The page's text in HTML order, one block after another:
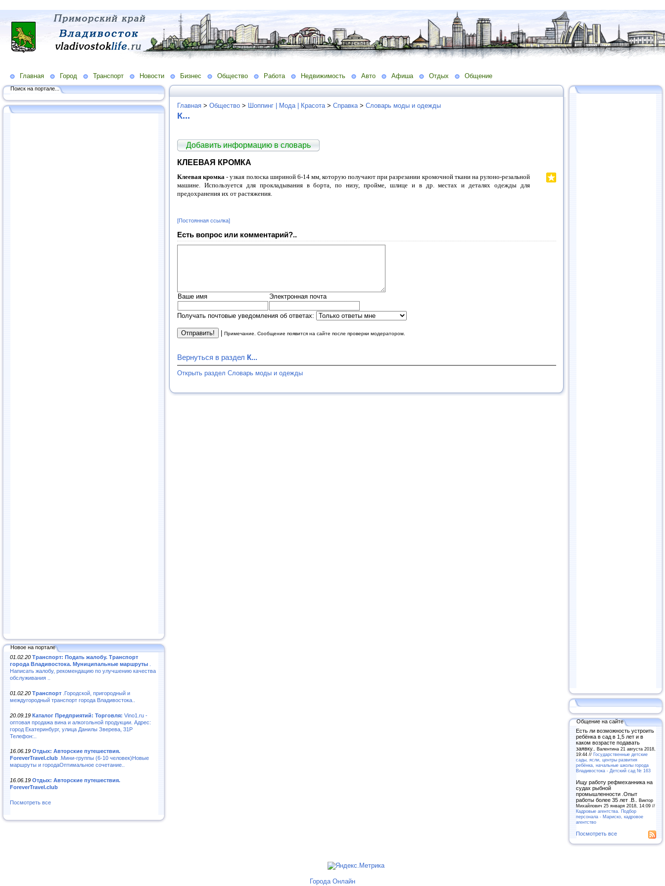
Главная Город Транспорт Новости Бизнес Общество Работа Недвижимость Авто Афиша Отдых Общение
Поиск на портале...
Новое на портале
01.02.20 Транспорт: Подать жалобу. Транспорт
города Владивостока. Муниципальные маршруты
Написать жалобу, рекомендацию по улучшению качества
обслуживания ..
01.02.20 Транспорт .Городской, пригородный и
междугородный транспорт города Владивостока..
20.09.19 Каталог Предприятий: Торговля: Vino1.ru -
оптовая продажа вина и алкогольной продукции. Адрес:
город Екатеринбург, улица Данилы Зверева, 31Р
Телефон:..
16.06.19 Отдых: Авторские путешествия.
ForeverTravel.club .Мини-группы (6-10 человек)Новые
маршруты и городаОптимальное сочетание..
16.06.19 Отдых: Авторские путешествия.
ForeverTravel.club
Посмотреть все
Главная > Общество > Шоппинг | Мода | Красота > Справка > Словарь моды и одежды
К...
Добавить информацию в словарь
КЛЕЕВАЯ КРОМКА
Клеевая кромка - узкая полоска шириной 6-14 мм, которую получают при разрезании кромочной ткани на рулоно-резальной
машине. Используется для прокладывания в борта, по низу, пройме, шлице и в др. местах и деталях одежды для
предохранения их от растяжения.
[Постоянная ссылка]
Есть вопрос или комментарий?..
Ваше имя Электронная почта
Получать почтовые уведомления об ответах:
Примечание. Сообщение появится на сайте после проверки модератором.
Вернуться в раздел К...
Открыть раздел Словарь моды и одежды
Общение на сайте
Есть ли возможность устроить
ребёнка в сад в 1,5 лет и в
каком возрасте подавать
заявку.. Валентина 21 августа 2018,
19:44 // Государственные детские
сады, ясли, центры развития
ребёнка, начальные школы города
Владивостока - Детский сад № 163
Ищу работу рефмеханника на
судах рыбной
промышленности .Опыт
работы более 35 лет .В.. Виктор
Михайлович 25 января 2018, 14:09 //
Кадровые агентства. Подбор
персонала - Мариско, кадровое
агентство
Посмотреть все
Города Онлайн